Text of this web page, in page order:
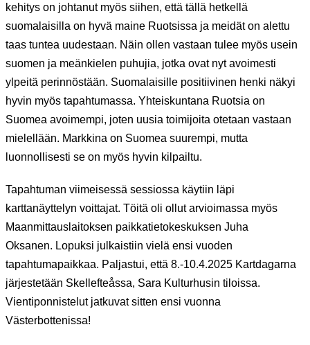
kehitys on johtanut myös siihen, että tällä hetkellä
suomalaisilla on hyvä maine Ruotsissa ja meidät on alettu
taas tuntea uudestaan. Näin ollen vastaan tulee myös usein
suomen ja meänkielen puhujia, jotka ovat nyt avoimesti
ylpeitä perinnöstään. Suomalaisille positiivinen henki näkyi
hyvin myös tapahtumassa. Yhteiskuntana Ruotsia on
Suomea avoimempi, joten uusia toimijoita otetaan vastaan
mielellään. Markkina on Suomea suurempi, mutta
luonnollisesti se on myös hyvin kilpailtu.
Tapahtuman viimeisessä sessiossa käytiin läpi
karttanäyttelyn voittajat. Töitä oli ollut arvioimassa myös
Maanmittauslaitoksen paikkatietokeskuksen Juha
Oksanen. Lopuksi julkaistiin vielä ensi vuoden
tapahtumapaikkaa. Paljastui, että 8.-10.4.2025 Kartdagarna
järjestetään Skellefteåssa, Sara Kulturhusin tiloissa.
Vientiponnistelut jatkuvat sitten ensi vuonna
Västerbottenissa!